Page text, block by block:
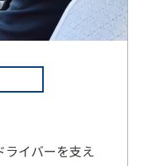
イバーを支え